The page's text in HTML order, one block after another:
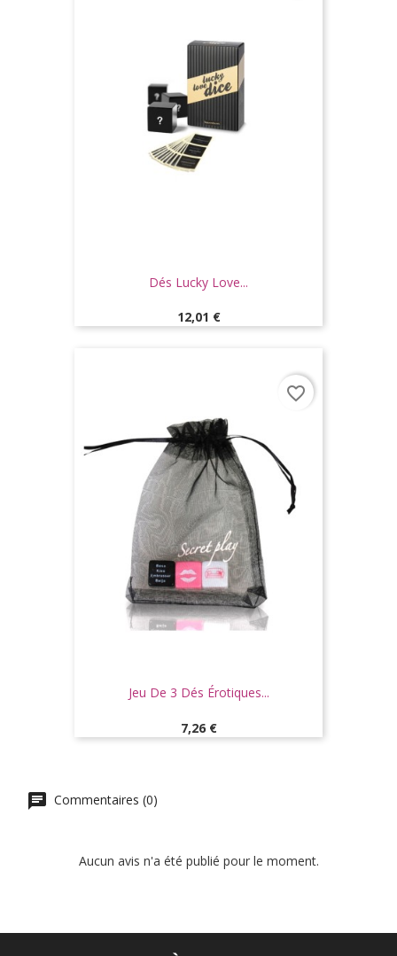
Dés Lucky Love...
Prix
12,01 €
Jeu De 3 Dés Érotiques...
Prix
7,26 €
favorite_border
Commentaires (0)
Aucun avis n'a été publié pour le moment.